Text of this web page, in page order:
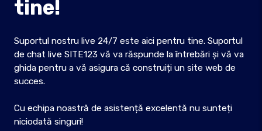
tine!
Suportul nostru live 24/7 este aici pentru tine. Suportul
de chat live SITE123 vă va răspunde la întrebări și vă va
ghida pentru a vă asigura că construiți un site web de
succes.
Cu echipa noastră de asistență excelentă nu sunteți
niciodată singuri!